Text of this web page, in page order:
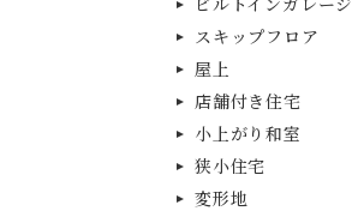
スキップフロア
屋上
店舗付き住宅
小上がり和室
狭小住宅
変形地